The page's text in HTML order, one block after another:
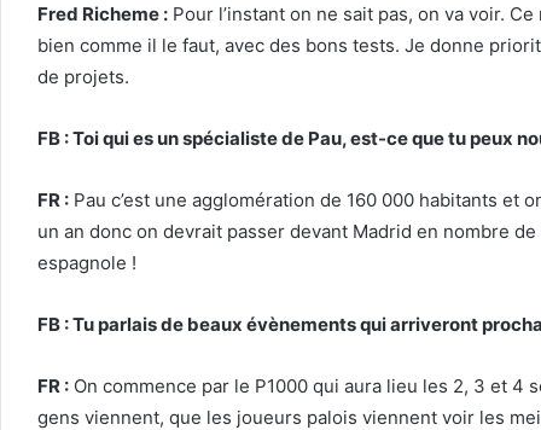
Fred Richeme : Pour l’instant on ne sait pas, on va voir.
bien comme il le faut, avec des bons tests. Je donne
de projets.
FB : Toi qui es un spécialiste de Pau, est-ce que tu peux
FR : Pau c’est une agglomération de 160 000 habitants et
un an donc on devrait passer devant Madrid en nombre
espagnole !
FB : Tu parlais de beaux évènements qui arriveront
FR : On commence par le P1000 qui aura lieu les 2, 3 et 4
gens viennent, que les joueurs palois viennent voir les